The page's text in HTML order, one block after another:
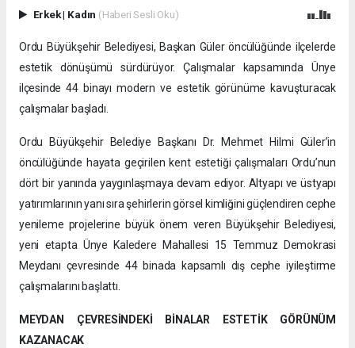
Erkek| Kadın (Haberi Sesli Oku)
Ordu Büyükşehir Belediyesi, Başkan Güler öncülüğünde ilçelerde
estetik dönüşümü sürdürüyor. Çalışmalar kapsamında Ünye
ilçesinde 44 binayı modern ve estetik görünüme kavuşturacak
çalışmalar başladı.
Ordu Büyükşehir Belediye Başkanı Dr. Mehmet Hilmi Güler’in
öncülüğünde hayata geçirilen kent estetiği çalışmaları Ordu’nun
dört bir yanında yaygınlaşmaya devam ediyor. Altyapı ve üstyapı
yatırımlarının yanı sıra şehirlerin görsel kimliğini güçlendiren cephe
yenileme projelerine büyük önem veren Büyükşehir Belediyesi,
yeni etapta Ünye Kaledere Mahallesi 15 Temmuz Demokrasi
Meydanı çevresinde 44 binada kapsamlı dış cephe iyileştirme
çalışmalarını başlattı.
MEYDAN ÇEVRESİNDEKİ BİNALAR ESTETİK GÖRÜNÜM
KAZANACAK